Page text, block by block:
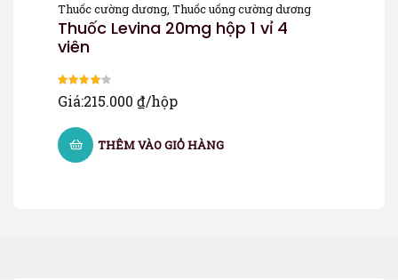
Thuốc cường dương, Thuốc uống cường dương
Thuốc Levina 20mg hộp 1 vỉ 4
viên
Được xếp
5 sao
Giá:215.000 ₫/hộp
THÊM VÀO GIỎ HÀNG